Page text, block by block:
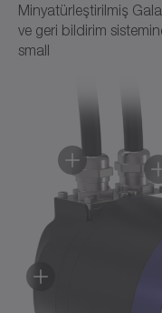
Minyatürleştirilmiş
ve geri bildirim
small